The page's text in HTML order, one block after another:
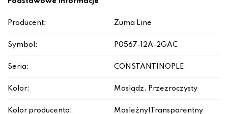
Producent: Zuma Line
Symbol: P0567-12A-2GAC
Seria: CONSTANTINOPLE
Kolor: Mosiądz, Przezroczysty
Kolor producenta: Mosieżny|Transparentny